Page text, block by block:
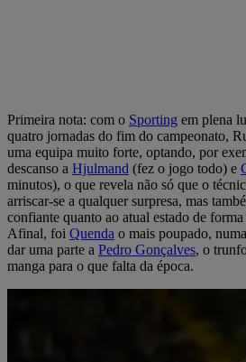
Primeira nota: com o Sporting em plena
quatro jornadas do fim do campeonato,
uma equipa muito forte, optando, por
descanso a Hjulmand (fez o jogo todo) e
minutos), o que revela não só que o
arriscar-se a qualquer surpresa, mas
confiante quanto ao atual estado de
Afinal, foi Quenda o mais poupado,
dar uma parte a Pedro Gonçalves, o
manga para o que falta da época.